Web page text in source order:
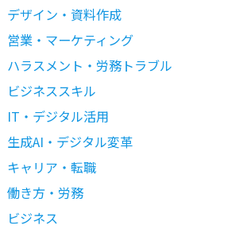
デザイン・資料作成
営業・マーケティング
ハラスメント・労務トラブル
ビジネススキル
IT・デジタル活用
生成AI・デジタル変革
キャリア・転職
働き方・労務
ビジネス